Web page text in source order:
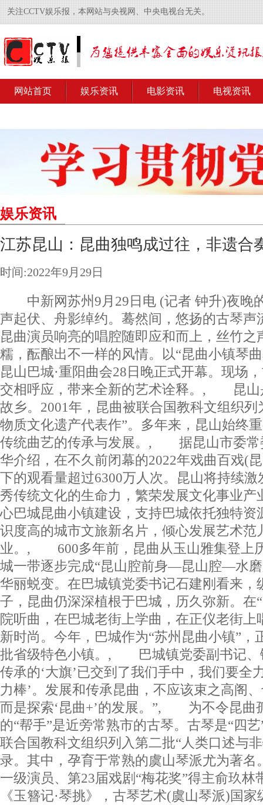
关注CCTV娱乐报，本网站与央视网、中央电视台无关。
网站首页 娱乐资讯 电影资讯 电视资讯
娱乐资讯
江苏昆山：昆曲独鸣成过往，非遗合
时间:2022年9月29日
中新网苏州9月29日电 (记者 钟升)夜晚
声起伏、舟影绰约。蓦然间，悠扬的古琴声
昆曲演员响亮的唱腔随即应和而上，丝竹之
糯，酝酿出不一样的风情。以“昆曲小镇琴
昆山巴城·重阳曲会28日晚正式开幕。现场
交相呼应，带来全新的艺术诠释。, 昆山
故乡。2001年，昆曲被联合国教科文组织列
物质文化遗产代表作”。多年来，昆山始终
传统曲艺的传承与发展。, 据昆山市委常
华介绍，在不久前闭幕的2022年戏曲百戏(
下的观看量超过6300万人次。昆山将持续
秀传统文化的生命力，繁荣发展文化事业产
心巴城昆曲小镇建设，支持巴城依托独特资
识度高的城市文旅新名片，倾心发展艺术范
业。, 600多年前，昆曲从玉山雅集登上
城一带逐步完成“昆山腔前身—昆山腔—水
华丽蜕变。在巴城镇党委书记石建刚看来，
子，昆曲仍深深植根于巴城，历久弥新。在
院听曲，在巴城老街上学曲，在正仪老街上
新时尚。今年，巴城作为“苏州昆曲小镇”，
批省级特色小镇。, 巴城镇党委副书记、
传承的‘大旗’已交到了我们手中，我们要全
力棒’。发展和传承昆曲，不应该束之高阁
而是探索‘昆曲+’的发展。”, 为不令昆曲
的“帮手”是近旁常熟市的古琴。古琴是“四
联合国教科文组织列入第二批“人类口述与
录。其中，孕育于常熟的虞山琴派尤为
一级演员、第23届戏剧“梅花奖”得主俞玖林
《玉簪记·琴挑》，古琴艺术(虞山琴派)国